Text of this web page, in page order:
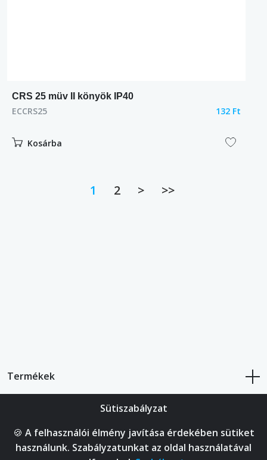
CRS 25 müv II könyök IP40
ECCRS25 132 Ft
Kosárba
1 2 > >>
Termékek
Fiókod
Sütiszabályzat
🍪 A felhasználói élmény javítása érdekében sütiket
használunk. Szabályzatunkat az oldal használatával